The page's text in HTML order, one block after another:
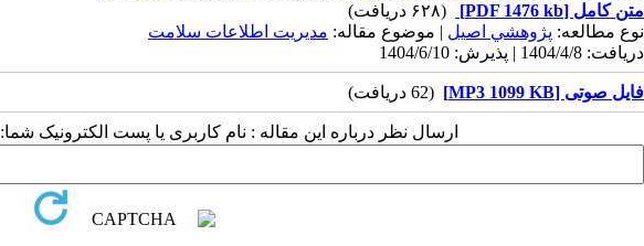
متن کامل [PDF 1476 kb]
(۶۲۸ دریافت)
نوع مطالعه: پژوهشي اصیل | موضوع مقاله: مدیریت اطلاعات سلامت
دریافت: 1404/4/8 | پذیرش: 1404/6/10
فایل صوتی [MP3 1099 KB] (62 دریافت)
ارسال نظر درباره این مقاله : نام کاربری یا پست الکترونیک شما: